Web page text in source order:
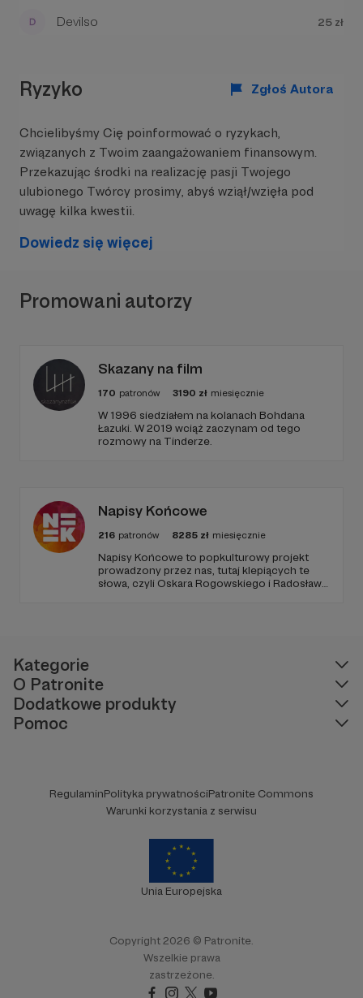
Devilso 25 zł
Ryzyko Zgłoś Autora
Chcielibyśmy Cię poinformować o ryzykach,
związanych z Twoim zaangażowaniem finansowym.
Przekazując środki na realizację pasji Twojego
ulubionego Twórcy prosimy, abyś wziął/wzięła pod
uwagę kilka kwestii.
Dowiedz się więcej
Promowani autorzy
Skazany na film
170 patronów 3190 zł miesięcznie
W 1996 siedziałem na kolanach Bohdana
Łazuki. W 2019 wciąż zaczynam od tego
rozmowy na Tinderze.
Napisy Końcowe
216 patronów 8285 zł miesięcznie
Napisy Końcowe to popkulturowy projekt
prowadzony przez nas, tutaj klepiących te
słowa, czyli Oskara Rogowskiego i Radosława
Kategorie
O Patronite
Dodatkowe produkty
Pomoc
RegulaminPolityka prywatnościPatronite Commons
Warunki korzystania z serwisu
Unia Europejska
Copyright 2026 © Patronite.
Wszelkie prawa
zastrzeżone.